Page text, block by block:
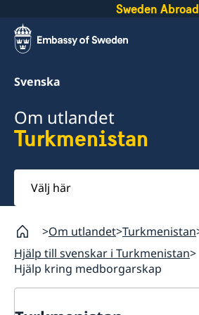
Sweden Abroad
Svenska
Om utlandet
Turkmenistan
Välj
här
Om utlandet Turkmenistan
Hjälp till svenskar i Turkmenistan
Hjälp kring medborgarskap